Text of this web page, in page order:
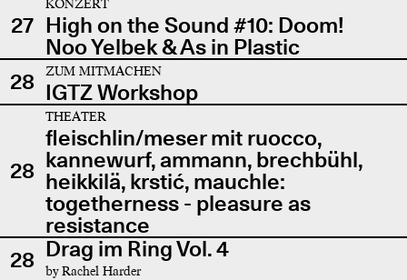
27
KONZERT
High on the Sound #10: Doom!
Noo Yelbek & As in Plastic
28
ZUM MITMACHEN
IGTZ Workshop
28
THEATER
fleischlin/meser mit ruocco,
kannewurf, ammann, brechbühl,
heikkilä, krstić, mauchle:
togetherness - pleasure as
resistance
28 Drag im Ring Vol. 4
by Rachel Harder